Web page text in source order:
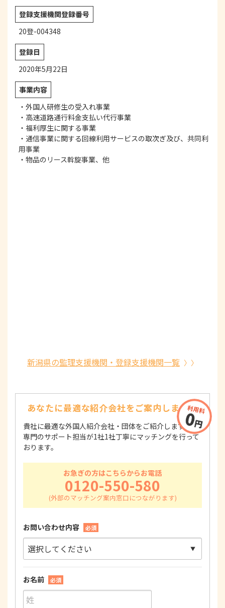
登録支援機関登録番号
20登-004348
登録日
2020年5月22日
事業内容
・外国人研修生の受入れ事業
・高速道路通行料金支払い代行事業
・福利厚生に関する事業
・通信事業に関する回線利用サービスの取次ぎ及び、共同利
用事業
・物品のリース斡旋事業、他
新潟県の監理支援機関・登録支援機関一覧
あなたに最適な紹介会社をご案内します！
貴社に最適な外国人紹介会社・団体をご紹介します！
専門のサポート担当が1社1社丁寧にマッチングを行って
おります。
お急ぎの方はこちらからお電話
0120-550-580
お問い合わせ内容 必須
お名前 必須